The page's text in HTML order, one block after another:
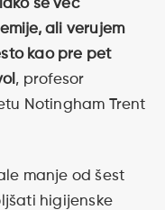
se već
ali verujem
kao pre pet
, profesor
Notingham Trent
manje od šest
higijenske